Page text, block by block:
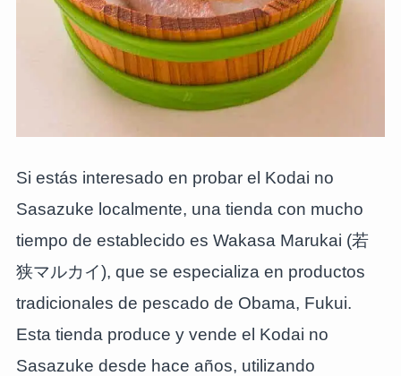
Si estás interesado en probar el Kodai no
Sasazuke localmente, una tienda con mucho
tiempo de establecido es Wakasa Marukai (若
狭マルカイ), que se especializa en productos
tradicionales de pescado de Obama, Fukui.
Esta tienda produce y vende el Kodai no
Sasazuke desde hace años, utilizando